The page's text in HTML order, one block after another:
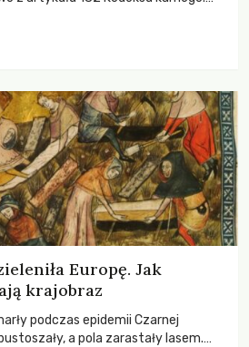
biologicznej śmierci rzeki.
Europę. Jak
krajobraz
podczas epidemii Czarnej
a pola zarastały lasem.